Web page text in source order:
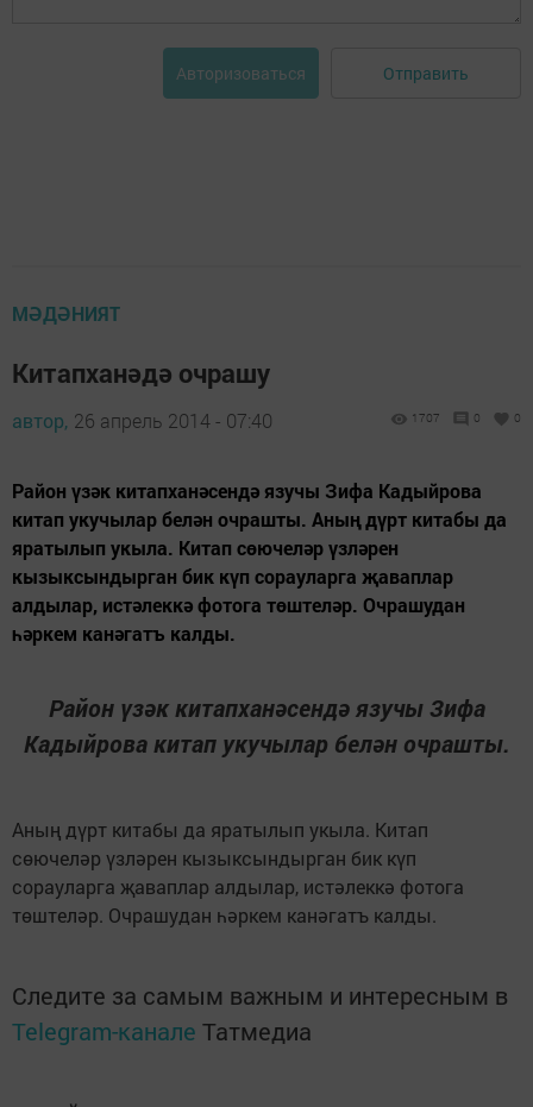
Авторизоваться Отправить
МӘДӘНИЯТ
Китапханәдә очрашу
автор, 26 апрель 2014 - 07:40 1707 0 0
Район үзәк китапханәсендә язучы Зифа Кадыйрова
китап укучылар белән очрашты. Аның дүрт китабы да
яратылып укыла. Китап сөючеләр үзләрен
кызыксындырган бик күп сорауларга җаваплар
алдылар, истәлеккә фотога төштеләр. Очрашудан
һәркем канәгатъ калды.
Район үзәк китапханәсендә язучы Зифа
Кадыйрова китап укучылар белән очрашты.
Аның дүрт китабы да яратылып укыла. Китап
сөючеләр үзләрен кызыксындырган бик күп
сорауларга җаваплар алдылар, истәлеккә фотога
төштеләр. Очрашудан һәркем канәгатъ калды.
Следите за самым важным и интересным в
Telegram-канале Татмедиа